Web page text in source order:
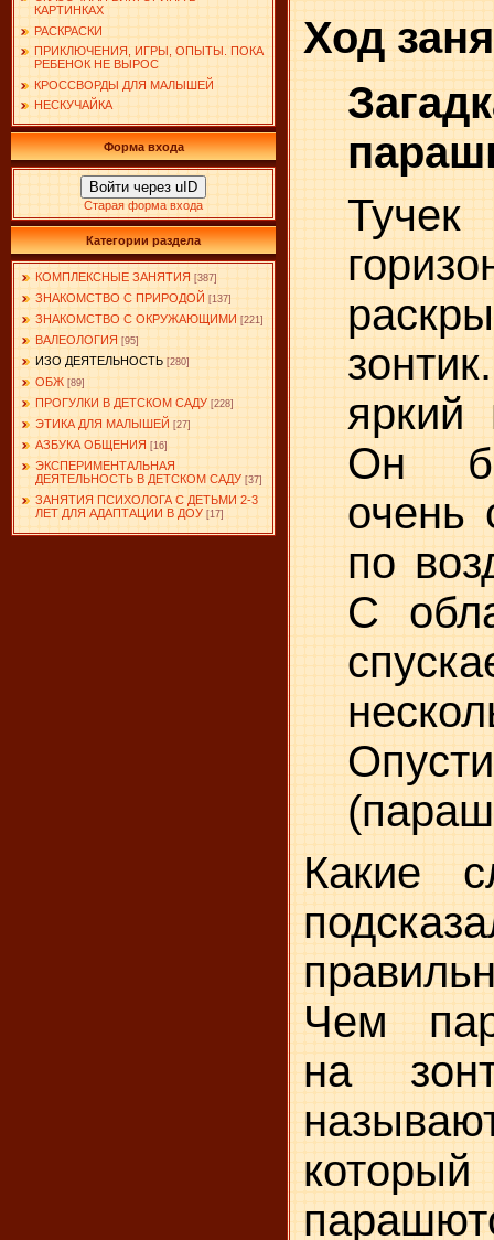
КАРТИНКАХ
РАСКРАСКИ
ПРИКЛЮЧЕНИЯ, ИГРЫ, ОПЫТЫ. ПОКА
РЕБЕНОК НЕ ВЫРОС
КРОССВОРДЫ ДЛЯ МАЛЫШЕЙ
НЕСКУЧАЙКА
Форма входа
Войти через uID
Старая форма входа
Категории раздела
КОМПЛЕКСНЫЕ ЗАНЯТИЯ [387]
ЗНАКОМСТВО С ПРИРОДОЙ [137]
ЗНАКОМСТВО С ОКРУЖАЮЩИМИ [221]
ВАЛЕОЛОГИЯ [95]
ИЗО ДЕЯТЕЛЬНОСТЬ [280]
ОБЖ [89]
ПРОГУЛКИ В ДЕТСКОМ САДУ [228]
ЭТИКА ДЛЯ МАЛЫШЕЙ [27]
АЗБУКА ОБЩЕНИЯ [16]
ЭКСПЕРИМЕНТАЛЬНАЯ
ДЕЯТЕЛЬНОСТЬ В ДЕТСКОМ САДУ [37]
ЗАНЯТИЯ ПСИХОЛОГА С ДЕТЬМИ 2-3
ЛЕТ ДЛЯ АДАПТАЦИИ В ДОУ [17]
Ход
яркий
Он
очень
по
С
Какие
Чем
на